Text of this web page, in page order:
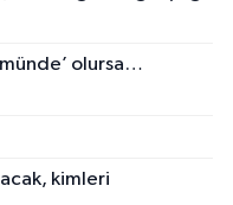
olursa…
kimleri